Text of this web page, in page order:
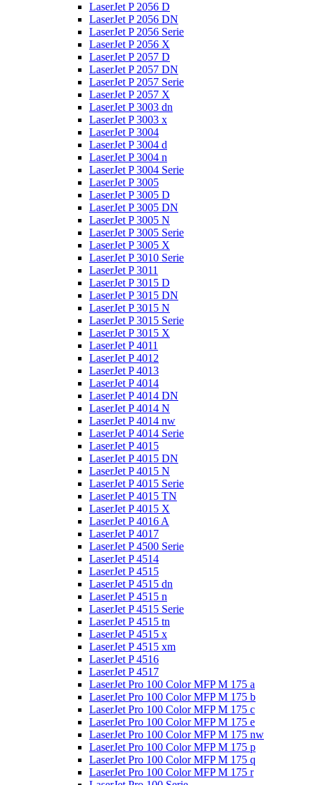
LaserJet P 2056 D
LaserJet P 2056 DN
LaserJet P 2056 Serie
LaserJet P 2056 X
LaserJet P 2057 D
LaserJet P 2057 DN
LaserJet P 2057 Serie
LaserJet P 2057 X
LaserJet P 3003 dn
LaserJet P 3003 x
LaserJet P 3004
LaserJet P 3004 d
LaserJet P 3004 n
LaserJet P 3004 Serie
LaserJet P 3005
LaserJet P 3005 D
LaserJet P 3005 DN
LaserJet P 3005 N
LaserJet P 3005 Serie
LaserJet P 3005 X
LaserJet P 3010 Serie
LaserJet P 3011
LaserJet P 3015 D
LaserJet P 3015 DN
LaserJet P 3015 N
LaserJet P 3015 Serie
LaserJet P 3015 X
LaserJet P 4011
LaserJet P 4012
LaserJet P 4013
LaserJet P 4014
LaserJet P 4014 DN
LaserJet P 4014 N
LaserJet P 4014 nw
LaserJet P 4014 Serie
LaserJet P 4015
LaserJet P 4015 DN
LaserJet P 4015 N
LaserJet P 4015 Serie
LaserJet P 4015 TN
LaserJet P 4015 X
LaserJet P 4016 A
LaserJet P 4017
LaserJet P 4500 Serie
LaserJet P 4514
LaserJet P 4515
LaserJet P 4515 dn
LaserJet P 4515 n
LaserJet P 4515 Serie
LaserJet P 4515 tn
LaserJet P 4515 x
LaserJet P 4515 xm
LaserJet P 4516
LaserJet P 4517
LaserJet Pro 100 Color MFP M 175 a
LaserJet Pro 100 Color MFP M 175 b
LaserJet Pro 100 Color MFP M 175 c
LaserJet Pro 100 Color MFP M 175 e
LaserJet Pro 100 Color MFP M 175 nw
LaserJet Pro 100 Color MFP M 175 p
LaserJet Pro 100 Color MFP M 175 q
LaserJet Pro 100 Color MFP M 175 r